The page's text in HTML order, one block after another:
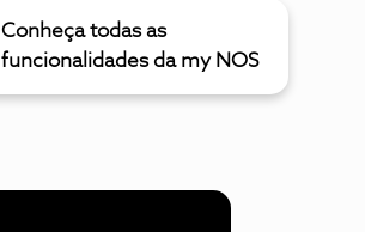
Conheça todas as
funcionalidades da my NOS